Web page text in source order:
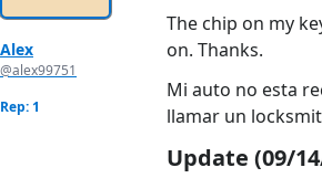
Alex
@alex99751
Rep: 1
The chip on my
on. Thanks.
Mi auto no esta
llamar un
Update (09/